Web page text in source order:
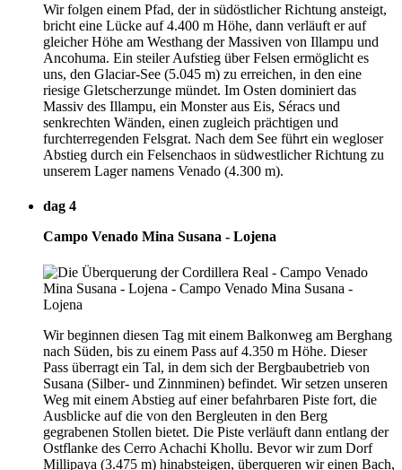
Wir folgen einem Pfad, der in südöstlicher Richtung ansteigt,
bricht eine Lücke auf 4.400 m Höhe, dann verläuft er auf
gleicher Höhe am Westhang der Massiven von Illampu und
Ancohuma. Ein steiler Aufstieg über Felsen ermöglicht es
uns, den Glaciar-See (5.045 m) zu erreichen, in den eine
riesige Gletscherzunge mündet. Im Osten dominiert das
Massiv des Illampu, ein Monster aus Eis, Séracs und
senkrechten Wänden, einen zugleich prächtigen und
furchterregenden Felsgrat. Nach dem See führt ein wegloser
Abstieg durch ein Felsenchaos in südwestlicher Richtung zu
unserem Lager namens Venado (4.300 m).
dag 4
Campo Venado Mina Susana - Lojena
Wir beginnen diesen Tag mit einem Balkonweg am Berghang
nach Süden, bis zu einem Pass auf 4.350 m Höhe. Dieser
Pass überragt ein Tal, in dem sich der Bergbaubetrieb von
Susana (Silber- und Zinnminen) befindet. Wir setzen unseren
Weg mit einem Abstieg auf einer befahrbaren Piste fort, die
Ausblicke auf die von den Bergleuten in den Berg
gegrabenen Stollen bietet. Die Piste verläuft dann entlang der
Ostflanke des Cerro Achachi Khollu. Bevor wir zum Dorf
Millipaya (3.475 m) hinabsteigen, überqueren wir einen Bach,